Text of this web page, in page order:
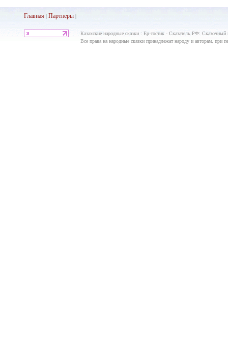
Главная| Партнеры|
Казахские народные сказки : Ер-тостик - Сказатель.РФ: Сказочный
Все права на народные сказки принадлежат народу и авторам, при